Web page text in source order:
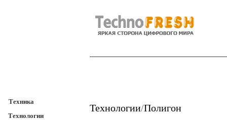
Техника
Технологии
Технологии/Полигон